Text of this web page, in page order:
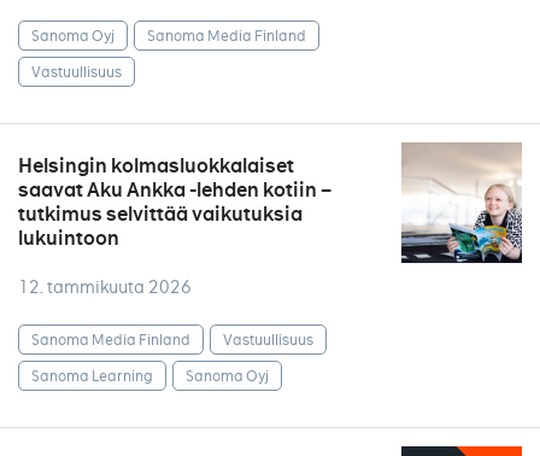
Sanoma Oyj
Sanoma Media Finland
Vastuullisuus
Helsingin kolmasluokkalaiset
saavat Aku Ankka -lehden kotiin –
tutkimus selvittää vaikutuksia
lukuintoon
12. tammikuuta 2026
Sanoma Media Finland
Vastuullisuus
Sanoma Learning
Sanoma Oyj